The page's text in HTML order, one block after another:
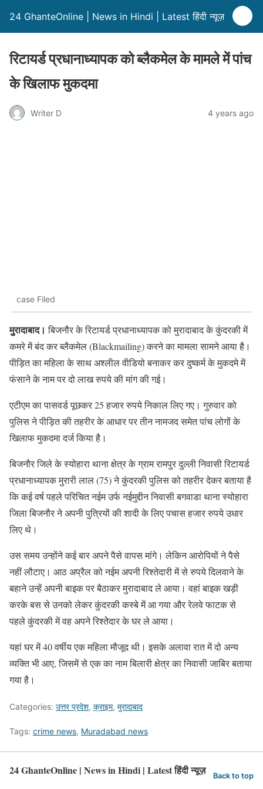
24 GhanteOnline | News in Hindi | Latest हिंदी न्यूज़
रिटायर्ड प्रधानाध्यापक को ब्लैकमेल के मामले में पांच
के खिलाफ मुकदमा
Writer D 4 years ago
case Filed
मुुरादाबाद। बिजनौर के रिटायर्ड प्रधानाध्यापक को मुरादाबाद के कुंदरकी में
कमरे में बंद कर ब्लैकमेल (Blackmailing) करने का मामला सामने आया है।
पीड़ित का महिला के साथ अश्लील वीडियो बनाकर कर दुष्कर्म के मुकदमे में
फंसाने के नाम पर दो लाख रुपये की मांग की गई।
एटीएम का पासवर्ड पूछकर 25 हजार रुपये निकाल लिए गए। गुरुवार को
पुलिस ने पीड़ित की तहरीर के आधार पर तीन नामजद समेत पांच लोगों के
खिलाफ मुकदमा दर्ज किया है।
बिजनौर जिले के स्योहारा थाना क्षेत्र के ग्राम रामपुर दुल्ली निवासी रिटायर्ड
प्रधानाध्यापक मुरारी लाल (75) ने कुंदरकी पुलिस को तहरीर देकर बताया है
कि कई वर्ष पहले परिचित नईम उर्फ नईमुद्दीन निवासी बगवाडा थाना स्योहारा
जिला बिजनौर ने अपनी पुत्रियों की शादी के लिए पचास हजार रुपये उधार
लिए थे।
उस समय उन्होंने कई बार अपने पैसे वापस मांगे। लेकिन आरोपियों ने पैसे
नहीं लौटाए। आठ अप्रैल को नईम अपनी रिश्तेदारी में से रुपये दिलवाने के
बहाने उन्हें अपनी बाइक पर बैठाकर मुरादाबाद ले आया। वहां बाइक खड़ी
करके बस से उनको लेकर कुंदरकी कस्बे में आ गया और रेलवे फाटक से
पहले कुंदरकी में वह अपने रिश्तेेदार के घर ले आया।
यहां घर में 40 वर्षीय एक महिला मौजूद थी। इसके अलावा रात में दो अन्य
व्यक्ति भी आए, जिसमें से एक का नाम बिलारी क्षेत्र का निवासी जाबिर बताया
गया है।
Categories: उत्तर प्रदेश, क्राइम, मुरादाबाद
Tags: crime news, Muradabad news
24 GhanteOnline | News in Hindi | Latest हिंदी न्यूज़ Back to top